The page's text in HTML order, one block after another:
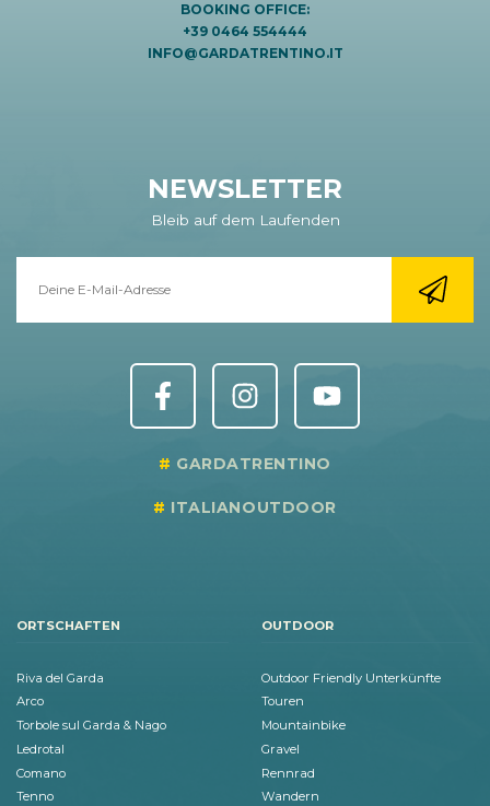
BOOKING OFFICE:
+39 0464 554444
INFO@GARDATRENTINO.IT
NEWSLETTER
Bleib auf dem Laufenden
GARDATRENTINO
ITALIANOUTDOOR
ORTSCHAFTEN
Riva del Garda
Arco
Torbole sul Garda & Nago
Ledrotal
Comano
Tenno
OUTDOOR
Outdoor Friendly Unterkünfte
Touren
Mountainbike
Gravel
Rennrad
Wandern